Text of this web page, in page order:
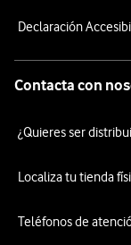
Declaración
Contacta con
¿Quieres ser
Localiza tu tienda
Teléfonos de